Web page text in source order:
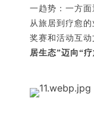
一趋势：一方面
从旅居到疗愈
奖赛和活动互
居生态”迈向“